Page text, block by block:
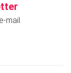
mail.